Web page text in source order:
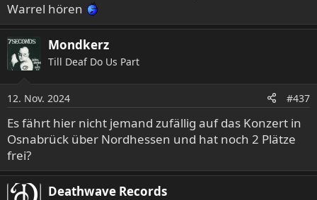
Warrel hören
Mondkerz
Till Deaf Do Us Part
12. Nov. 2024 #437
Es fährt hier nicht jemand zufällig auf das Konzert in
Osnabrück über Nordhessen und hat noch 2 Plätze
frei?
Deathwave Records